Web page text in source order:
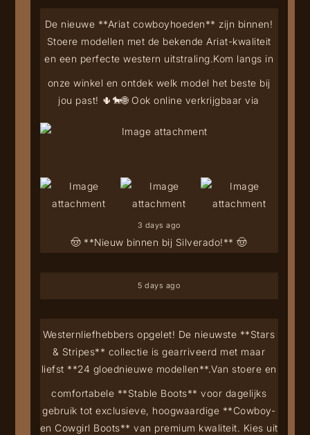
🤠 **Nieuw binnen bij Silverado!** 🤠
De nieuwe **Ariat cowboyhoeden** zijn binnen!
Stoere modellen met de bekende Ariat-kwaliteit
en een perfecte western uitstraling.Kom langs in
onze winkel en ontdek welk model het beste bij
jou past! 🌵🐎🌐 Ook online verkrijgbaar via
3 days ago
5 days ago
Westernliefhebbers opgelet! De nieuwste **Stars
& Stripes** collectie is gearriveerd met maar
liefst **24 gloednieuwe modellen**.Van stoere en
comfortabele **Stable Boots** voor dagelijks
gebruik tot exclusieve, hoogwaardige **Cowboy-
en Cowgirl Boots** van premium kwaliteit. Kies uit